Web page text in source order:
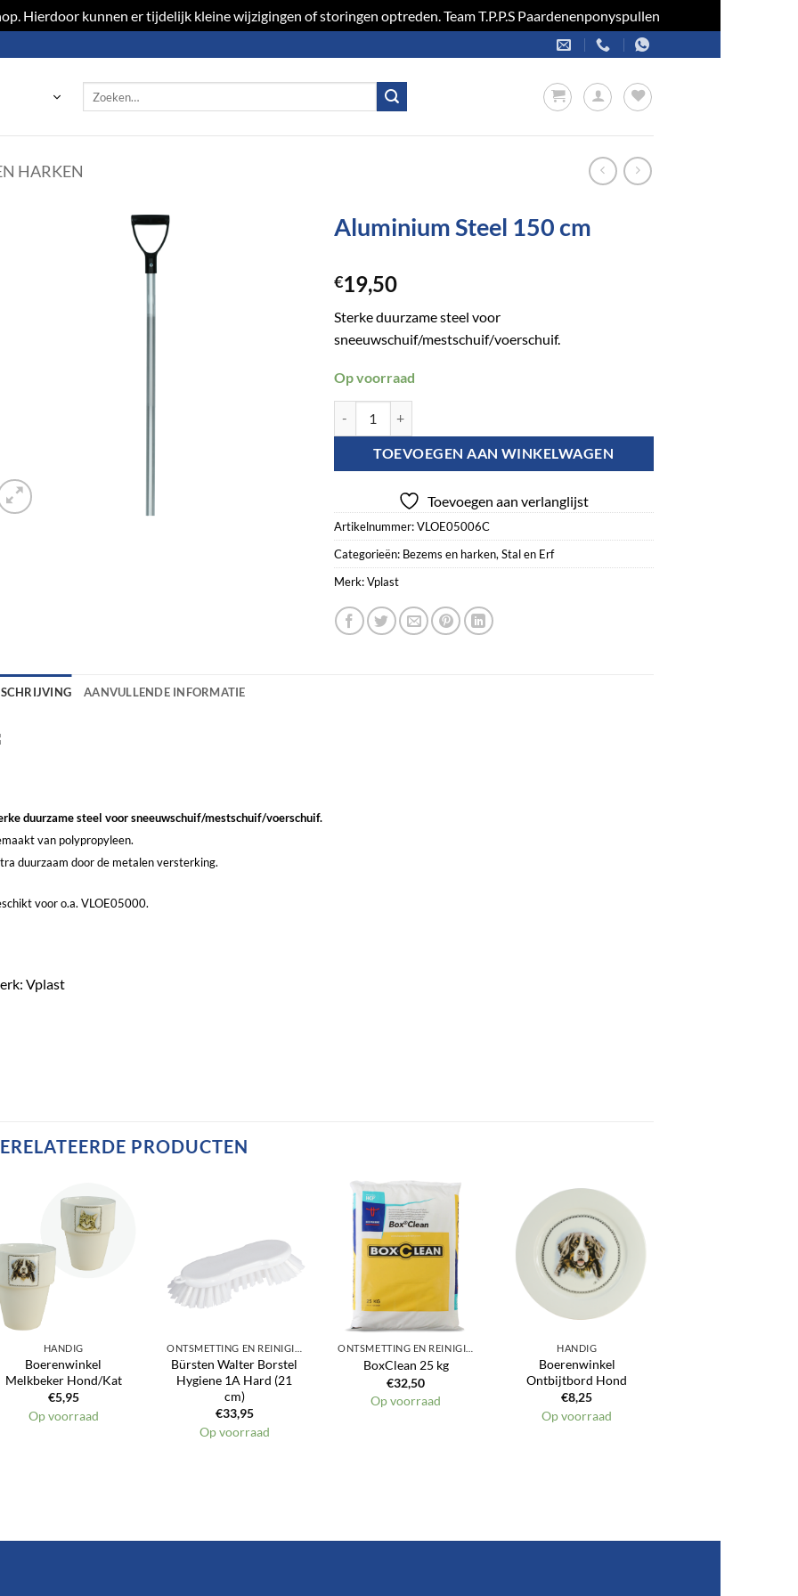
Hierdoor kunnen er tijdelijk kleine wijzigingen of storingen optreden. Team T.P.P.S Paardenenponyspullen
HARKEN
Aluminium Steel 150 cm
€19,50
Sterke duurzame steel voor
sneeuwschuif/mestschuif/voerschuif.
Op voorraad
TOEVOEGEN AAN WINKELWAGEN
Toevoegen aan verlanglijst
Artikelnummer:VLOE05006C
Categorieën: Bezems en harken, Stal en Erf
Merk:Vplast
AANVULLENDE INFORMATIE
duurzame steel voor sneeuwschuif/mestschuif/voerschuif.
van polypropyleen.
duurzaam door de metalen versterking.
voor o.a. VLOE05000.
Vplast
PRODUCTEN
Toevoegen
aan
verlanglijst
HANDIG
Boerenwinkel
Melkbeker Hond/Kat
€5,95
Op voorraad
aan
verlanglijst
Bürsten Walter Borstel
Hygiene 1A Hard (21
cm)
€33,95
Op voorraad
Toevoegen
verlanglijst
BoxClean 25 kg
€32,50
Op voorraad
Toevoegen
aan
verlanglijst
HANDIG
Boerenwinkel
Ontbijtbord Hond
€8,25
Op voorraad